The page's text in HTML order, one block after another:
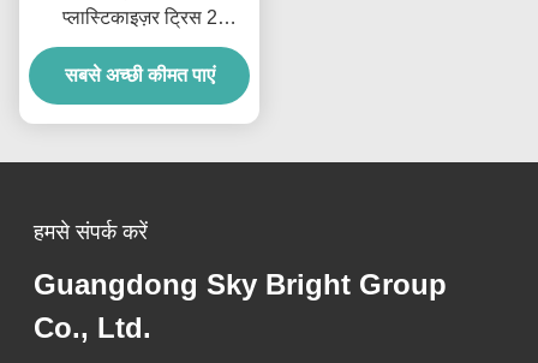
प्लास्टिकाइज़र ट्रिस 2
एथिलहेक्सिल ट्राइमेलिटेट केबल
और ऑटोमोटिव घटकों के लिए
सबसे अच्छी कीमत पाएं
हमसे संपर्क करें
Guangdong Sky Bright Group
Co., Ltd.